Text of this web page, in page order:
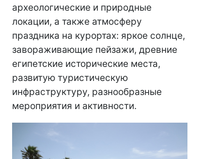
археологические и природные
локации, а также атмосферу
праздника на курортах: яркое солнце,
завораживающие пейзажи, древние
египетские исторические места,
развитую туристическую
инфраструктуру, разнообразные
мероприятия и активности.